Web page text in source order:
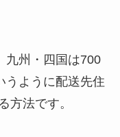
九州・四国は700
うように配送先住
方法です。